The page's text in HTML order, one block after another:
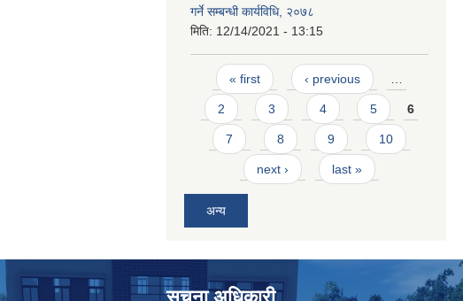
गर्ने सम्बन्धी कार्यविधि, २०७८
मिति: 12/14/2021 - 13:15
Pages
« first ‹ previous
2 3 4 5 6
7 8 9 10
next › last »
अन्य